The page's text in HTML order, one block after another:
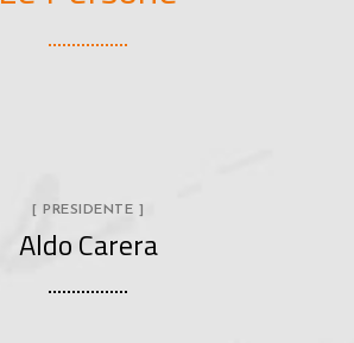
[ PRESIDENTE ]
Aldo Carera